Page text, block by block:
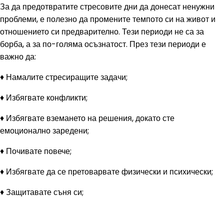
За да предотвратите стресовите дни да донесат ненужни
проблеми, е полезно да промените темпото си на живот и
отношението си предварително. Тези периоди не са за
борба, а за по-голяма осъзнатост. През тези периоди е
важно да:
♦ Намалите стресиращите задачи;
♦ Избягвате конфликти;
♦ Избягвате вземането на решения, докато сте
емоционално заредени;
♦ Почивате повече;
♦ Избягвате да се претоварвате физически и психически;
♦ Защитавате съня си;